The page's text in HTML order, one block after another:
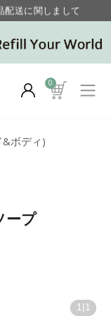
ントアップデー”
送に関しまして
トアップデー”
0
ボディ)
ープ
1 1